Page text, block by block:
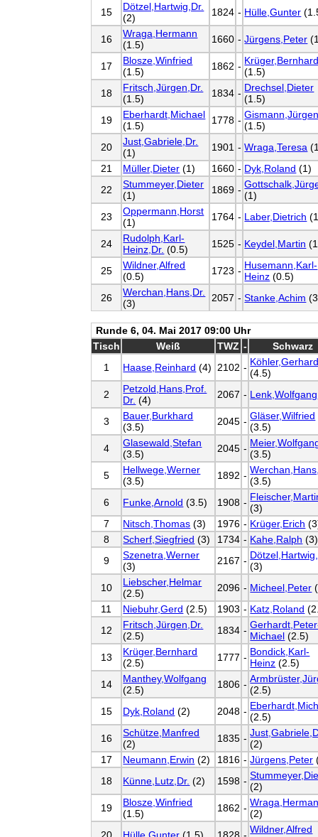
15
Dötzel,Hartwig,Dr.
(2)
1824 - Hülle,Gunter
16
Wraga,Hermann
(1.5)
1660 - Jürgens,Peter
17
Blosze,Winfried
(1.5)
1862 - (1.5)
18
Fritsch,Jürgen,Dr.
(1.5)
1834 - Drechsel,Dieter
(1.5)
19
Eberhardt,Michael
(1.5)
1778 - (1.5)
20
Just,Gabriele,Dr.
(1)
1901 - Wraga,Teresa
21
Müller,Dieter (1) 1660 - Dyk,Roland (1)
22
Stummeyer,Dieter
(1)
1869 - (1)
23
Oppermann,Horst
(1)
1764 - Laber,Dietrich
24
Rudolph,Karl-
Heinz,Dr. (0.5) 1525 - Keydel,Martin
25
Wildner,Alfred
(0.5)
1723 - Husemann,Karl-
Heinz (0.5)
26
Werchan,Hans,Dr.
(3)
2057 - Stanke,Achim
Runde 6, 04. Mai 2017 09:00 Uhr
Tisch
Weiß TWZ -
Schwarz
1
Haase,Reinhard (4) 2102 - (4.5)
2
Petzold,Hans,Prof.
Dr. (4) 2067 - Lenk,Wolfgang
3
Bauer,Burkhard
(3.5)
2045 - Gläser,Wilfried
(3.5)
4
Glasewald,Stefan
(3.5)
2045 - (3.5)
5
Hellwege,Werner
(3.5)
1892 - (3.5)
6
Funke,Arnold (3.5) 1908 - (3)
7
Nitsch,Thomas (3) 1976 - Krüger,Erich
8
Scherf,Siegfried (3) 1734 - Kahe,Ralph (3)
9
Szenetra,Werner
(3)
2167 - (3)
10
Liebscher,Helmar
(2.5)
2096 - Micheel,Peter
11
Niebuhr,Gerd (2.5) 1903 - Katz,Roland
12
Fritsch,Jürgen,Dr.
(2.5)
1834 - Michael (2.5)
13
Krüger,Bernhard
(2.5)
1777 - Bondick,Karl-
Heinz (2.5)
14
Manthey,Wolfgang
(2.5)
1806 - (2.5)
15
Dyk,Roland (2) 2048 - (2.5)
16
Schütze,Manfred
(2)
1835 - (2)
17
Neumann,Erwin (2) 1816 - Jürgens,Peter
18
Künne,Lutz,Dr. (2) 1598 - (2)
19
Blosze,Winfried
(1.5)
1862 - (2)
Wildner,Alfred